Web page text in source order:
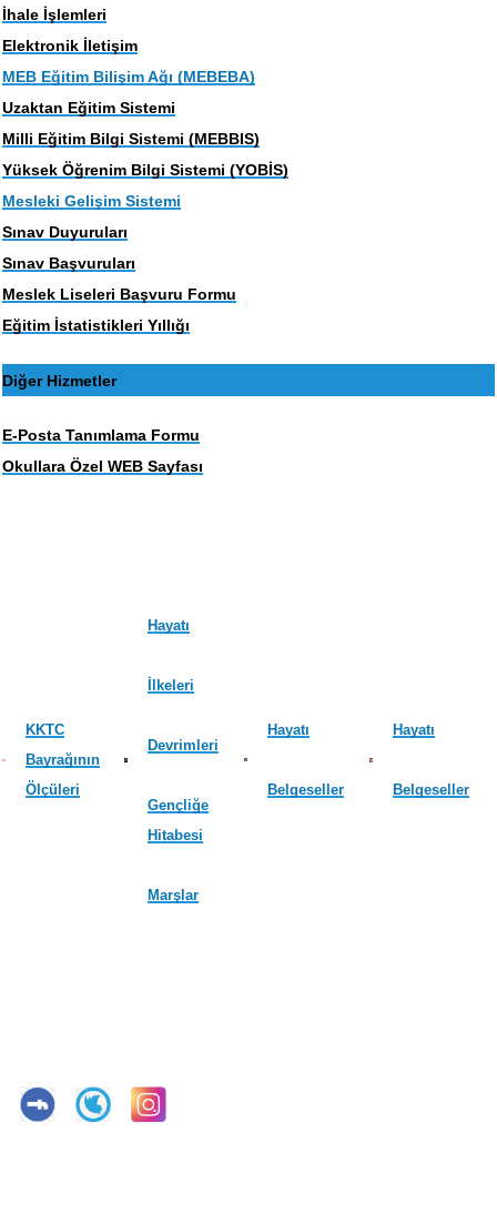
İhale İşlemleri
Elektronik İletişim
MEB Eğitim Bilişim Ağı (MEBEBA)
Uzaktan Eğitim Sistemi
Milli Eğitim Bilgi Sistemi (MEBBIS)
Yüksek Öğrenim Bilgi Sistemi (YOBİS)
Mesleki Gelişim Sistemi
Sınav Duyuruları
Sınav Başvuruları
Meslek Liseleri Başvuru Formu
Eğitim İstatistikleri Yıllığı
Diğer Hizmetler
E-Posta Tanımlama Formu
Okullara Özel WEB Sayfası
KKTC
Bayrağının
Ölçüleri
Hayatı
İlkeleri
Devrimleri
Gençliğe
Hitabesi
Marşlar
Hayatı
Belgeseller
Hayatı
Belgeseller